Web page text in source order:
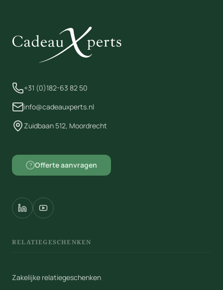
+31 (0)182-63 82 50
info@cadeauxperts.nl
Zuidbaan 512, Moordrecht
? Offerte aanvragen
RELATIEGESCHENKEN
Zakelijke relatiegeschenken